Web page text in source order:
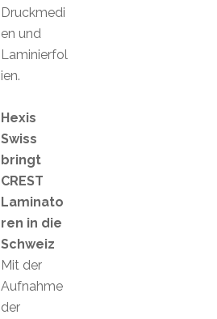
Druckmedi
en und
Laminierfol
ien.
Hexis
Swiss
bringt
CREST
Laminato
ren in die
Schweiz
Mit der
Aufnahme
der